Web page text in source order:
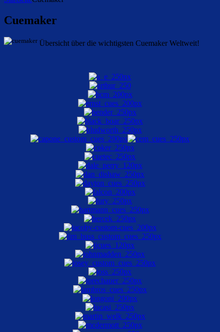
Cuemaker
Übersicht über die wichtigsten Cuemaker Weltweit!